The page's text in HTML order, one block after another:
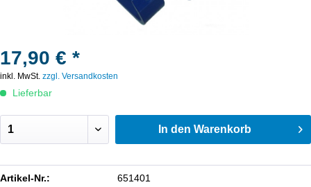
17,90 € *
inkl. MwSt. zzgl. Versandkosten
Lieferbar
In den Warenkorb
Artikel-Nr.: 651401